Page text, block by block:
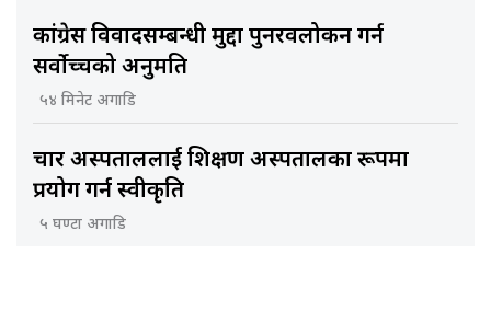
कांग्रेस विवादसम्बन्धी मुद्दा पुनरवलोकन गर्न
सर्वोच्चको अनुमति
५४ मिनेट अगाडि
चार अस्पताललाई शिक्षण अस्पतालका रूपमा
प्रयोग गर्न स्वीकृति
५ घण्टा अगाडि